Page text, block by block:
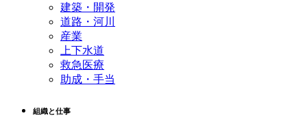
建築・開発
道路・河川
産業
上下水道
救急医療
助成・手当
組織と仕事